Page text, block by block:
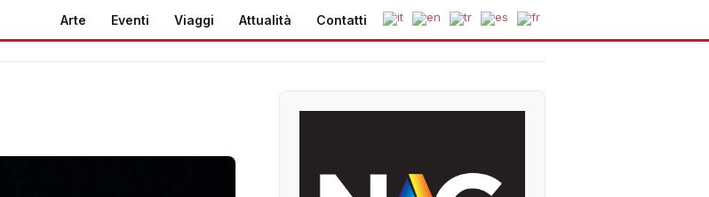
Arte Eventi Viaggi Attualità Contatti